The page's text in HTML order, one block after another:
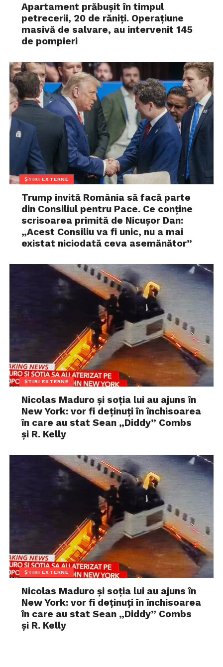
Apartament prăbușit în timpul
petrecerii, 20 de răniți. Operațiune
masivă de salvare, au intervenit 145
de pompieri
ȘTIRI EXTERNE
Trump invită România să facă parte
din Consiliul pentru Pace. Ce conține
scrisoarea primită de Nicușor Dan:
„Acest Consiliu va fi unic, nu a mai
existat niciodată ceva asemănător”
ȘTIRI EXTERNE
Nicolas Maduro și soția lui au ajuns în
New York: vor fi deținuți în închisoarea
în care au stat Sean „Diddy” Combs
și R. Kelly
ȘTIRI EXTERNE
Nicolas Maduro și soția lui au ajuns în
New York: vor fi deținuți în închisoarea
în care au stat Sean „Diddy” Combs
și R. Kelly